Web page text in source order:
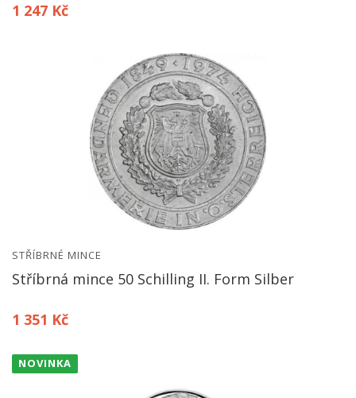
1 247 Kč
STŘÍBRNÉ MINCE
Stříbrná mince 50 Schilling II. Form Silber
1 351 Kč
NOVINKA